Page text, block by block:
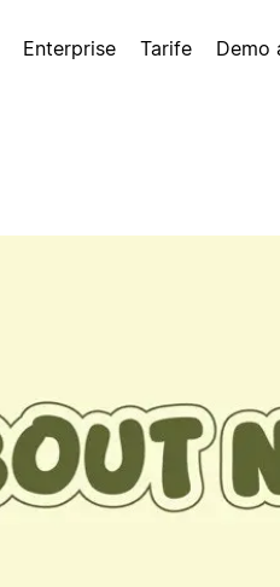
Enterprise Tarife Demo